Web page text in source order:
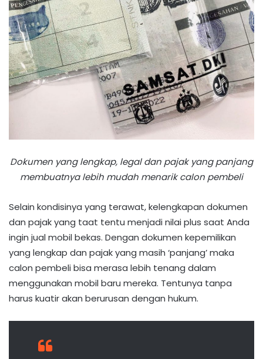
Dokumen yang lengkap, legal dan pajak yang panjang
membuatnya lebih mudah menarik calon pembeli
Selain kondisinya yang terawat, kelengkapan dokumen
dan pajak yang taat tentu menjadi nilai plus saat Anda
ingin jual mobil bekas. Dengan dokumen kepemilikan
yang lengkap dan pajak yang masih ‘panjang’ maka
calon pembeli bisa merasa lebih tenang dalam
menggunakan mobil baru mereka. Tentunya tanpa
harus kuatir akan berurusan dengan hukum.